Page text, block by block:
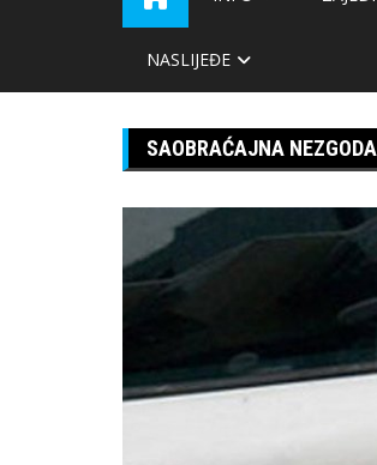
NASLIJEĐE
SAOBRAĆAJNA